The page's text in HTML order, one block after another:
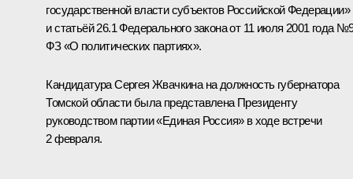
государственной власти субъектов Российской Федерации»
и статьёй 26.1 Федерального закона от 11 июля 2001 года
ФЗ «О политических партиях».
Кандидатура Сергея Жвачкина на должность губернатора
Томской области была представлена Президенту
руководством партии «Единая Россия» в ходе встречи
2 февраля.